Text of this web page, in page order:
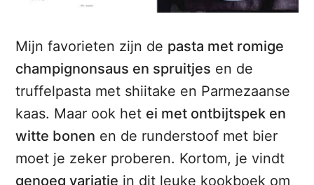
Mijn favorieten zijn de pasta met romige
champignonsaus en spruitjes en de
truffelpasta met shiitake en Parmezaanse
kaas. Maar ook het ei met ontbijtspek en
witte bonen en de runderstoof met bier
moet je zeker proberen. Kortom, je vindt
genoeg variatie in dit leuke kookboek om